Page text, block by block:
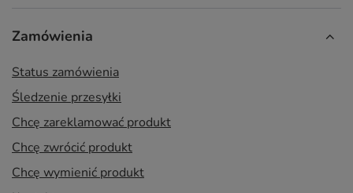
Zamówienia
Status zamówienia
Śledzenie przesyłki
Chcę zareklamować produkt
Chcę zwrócić produkt
Chcę wymienić produkt